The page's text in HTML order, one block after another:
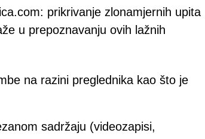
prikrivanje zlonamjernih upita
u prepoznavanju ovih lažnih
na razini preglednika kao što je
sadržaju (videozapisi,